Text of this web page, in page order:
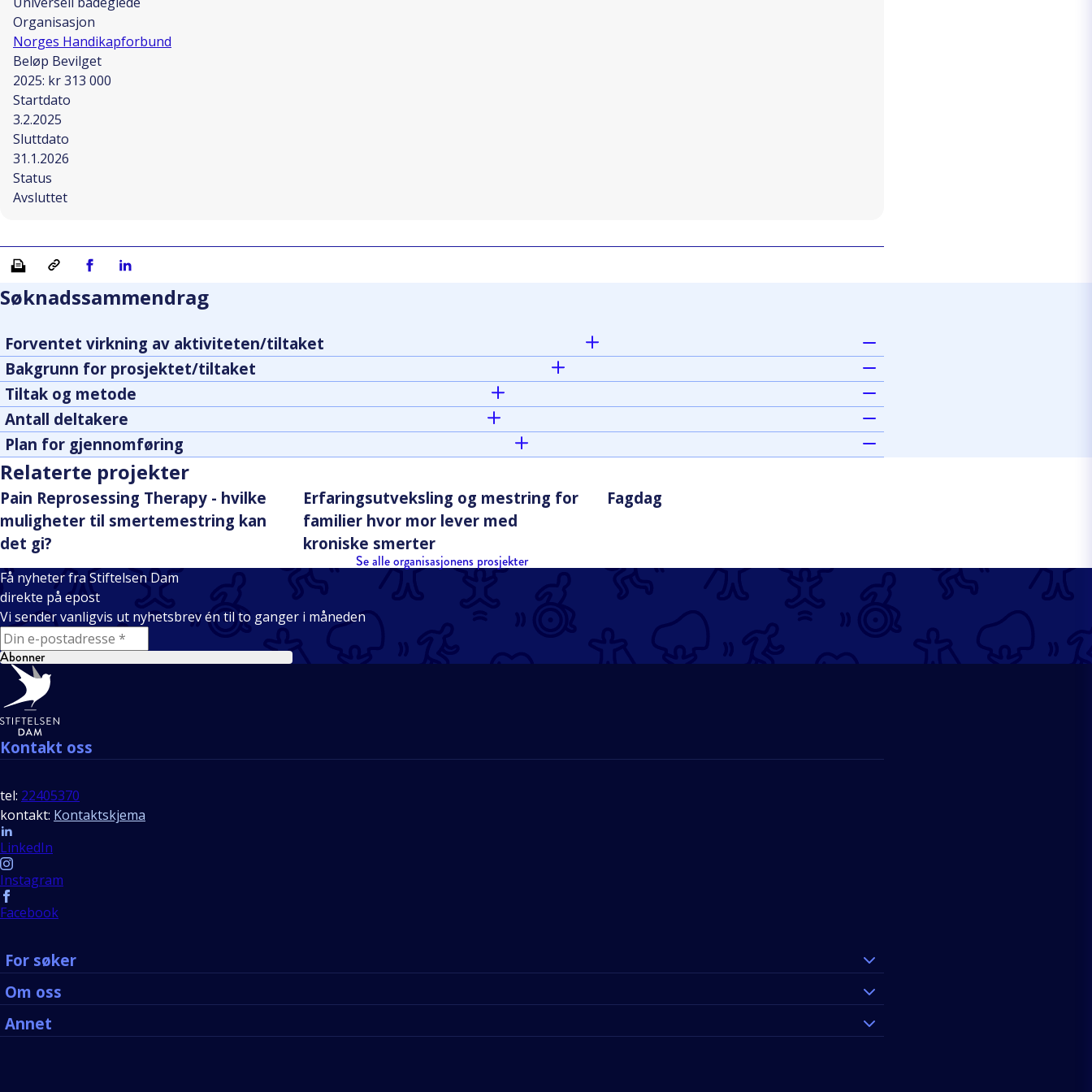
Organisasjon
Norges Handikapforbund
Beløp Bevilget
2025: kr 313 000
Startdato
3.2.2025
Sluttdato
31.1.2026
Status
Avsluttet
Skriv ut Kopiera länkDel på Facebook
Del på Linkedin
Søknadssammendrag
Forventet virkning av aktiviteten/tiltaket
Bakgrunn for prosjektet/tiltaket
Tiltak og metode
Antall deltakere
Plan for gjennomføring
Relaterte projekter
Pain Reprosessing Therapy - hvilke
muligheter til smertemestring kan
det gi?
Erfaringsutveksling og mestring for
familier hvor mor lever med
kroniske smerter
Fagdag
Se alle organisasjonens prosjekter
Få nyheter fra Stiftelsen Dam
direkte på epost
Vi sender vanligvis ut nyhetsbrev én til to ganger i måneden
E-mail
Abonner
Bunntekst
Kontakt oss
tel: 22405370
kontakt: Kontaktskjema
Follow us
LinkedIn
Instagram
Facebook
For søker
Om oss
Annet